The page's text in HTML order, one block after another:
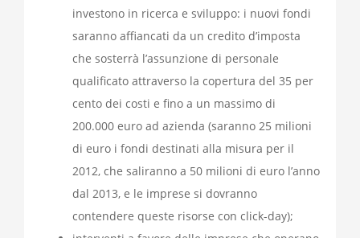
investono in ricerca e sviluppo: i nuovi fondi
saranno affiancati da un credito d’imposta
che sosterrà l’assunzione di personale
qualificato attraverso la copertura del 35 per
cento dei costi e fino a un massimo di
200.000 euro ad azienda (saranno 25 milioni
di euro i fondi destinati alla misura per il
2012, che saliranno a 50 milioni di euro l’anno
dal 2013, e le imprese si dovranno
contendere queste risorse con click-day);